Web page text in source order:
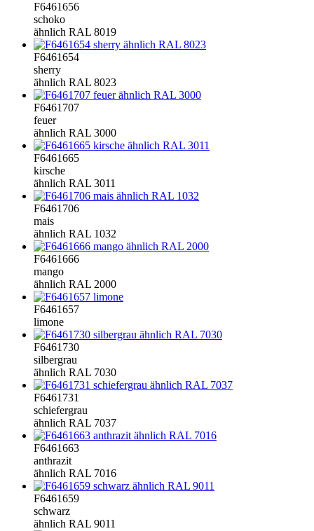
F6461656
schoko
ähnlich RAL 8019
F6461654
sherry
ähnlich RAL 8023
F6461707
feuer
ähnlich RAL 3000
F6461665
kirsche
ähnlich RAL 3011
F6461706
mais
ähnlich RAL 1032
F6461666
mango
ähnlich RAL 2000
F6461657
limone
F6461730
silbergrau
ähnlich RAL 7030
F6461731
schiefergrau
ähnlich RAL 7037
F6461663
anthrazit
ähnlich RAL 7016
F6461659
schwarz
ähnlich RAL 9011